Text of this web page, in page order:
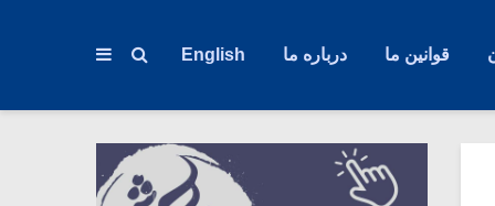
قوانین ما درباره ما English